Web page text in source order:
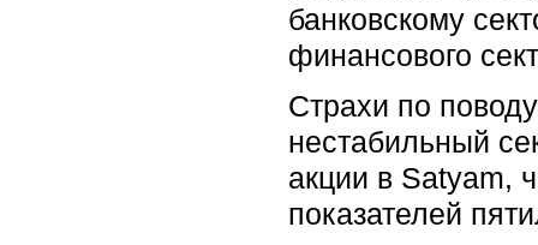
банковскому
финансового
Страхи по
нестабильный
акции в Satyam,
показателей